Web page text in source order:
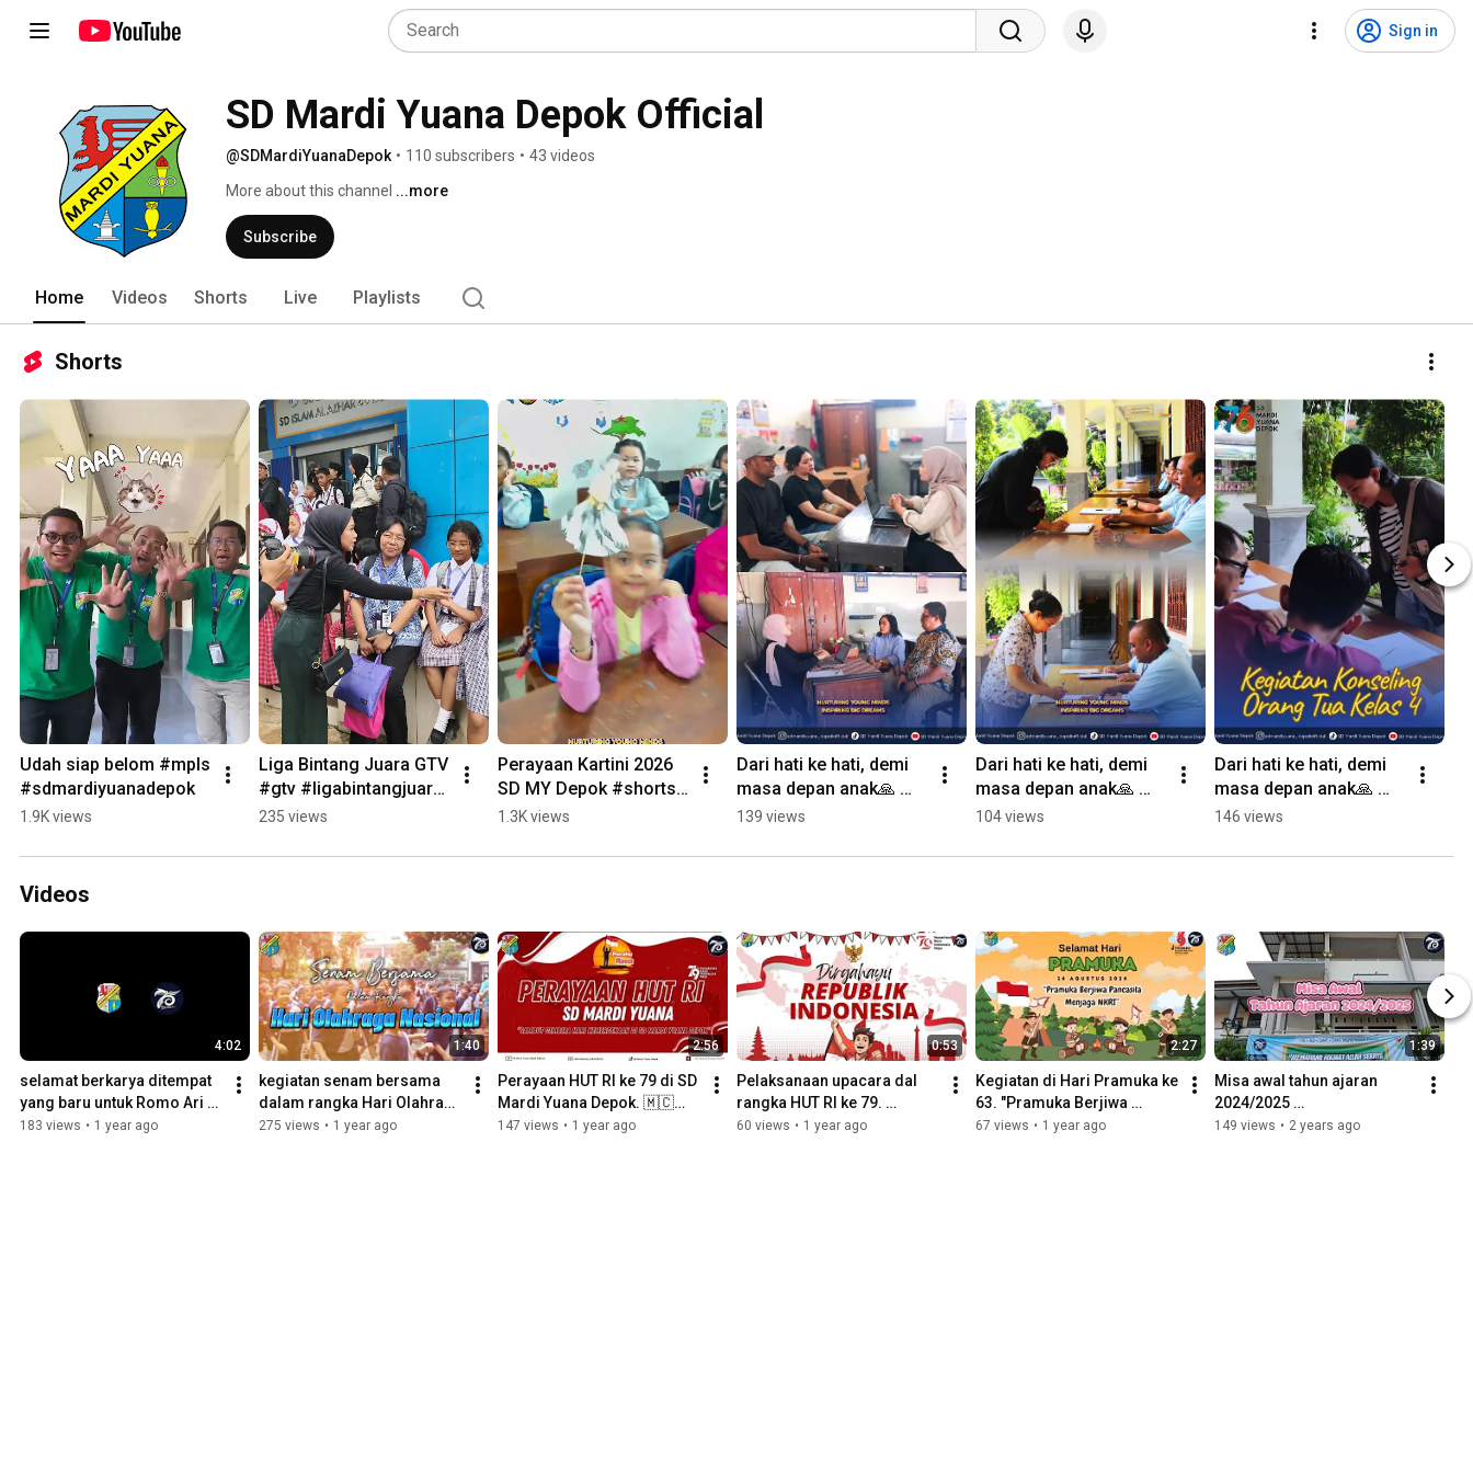
Sign in
@SDMardiYuanaDepok • 110 subscribers • 43 videos
More about this channel ...more
Subscribe
Home Videos Shorts Live Playlists
Shorts
Udah siap belom #mpls
#sdmardiyuanadepok
1.9K views
Liga Bintang Juara GTV
#gtv #ligabintangjuara
#sdmardiyuanadepok
235 views
Perayaan Kartini 2026
SD MY Depok #shorts
#harikartini
1.3K views
Dari hati ke hati, demi
masa depan anak🙏
#konseling
139 views
Dari hati ke hati, demi
masa depan anak🙏
#konseling
104 views
Dari hati ke hati, demi
masa depan anak🙏
#konseling
#sekolah
146 views
Videos
4:02
selamat berkarya ditempat
yang baru untuk Romo Ari
dan selamat datang Romo
183 views • 1 year ago
1:40
kegiatan senam bersama
dalam rangka Hari Olahraga
Nasional
275 views • 1 year ago
2:56
Perayaan HUT RI ke 79 di SD
Mardi Yuana Depok. 🇲🇨
🇲🇨✨
147 views • 1 year ago
0:53
Pelaksanaan upacara dal
rangka HUT RI ke 79.
"Nusantara Baru, Indonesia
60 views • 1 year ago
2:27
Kegiatan di Hari Pramuka ke
63. "Pramuka Berjiwa
Pancasila Menjaga NKRI"
67 views • 1 year ago
1:39
Misa awal tahun ajaran
2024/2025
#viva75mardiyuana
149 views • 2 years ago